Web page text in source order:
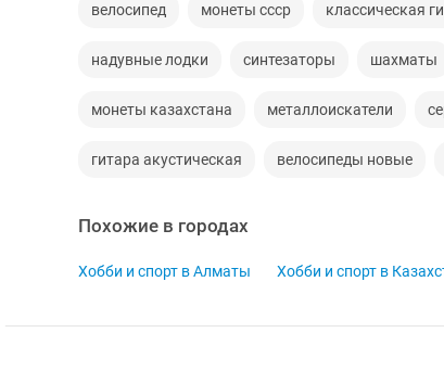
велосипед монеты ссср классическая
надувные лодки синтезаторы шахматы
монеты казахстана металлоискатели
гитара акустическая велосипеды новые
Похожие в городах
Хобби и спорт в Алматы Хобби и спорт в